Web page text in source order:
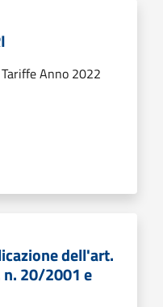
Anno 2022
dell'art.
n. 20/2001 e